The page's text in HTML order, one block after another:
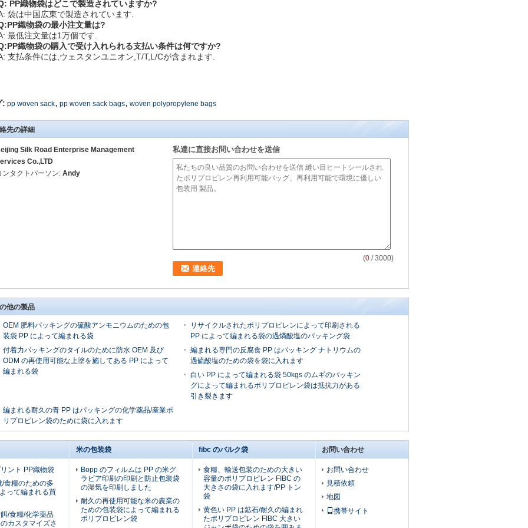
PP織物袋はどこで製造されていますか?
袋は中国広東で製造されています.
織物袋の最小注文量は?
最低注文量は1万個です.
織物袋の購入で受け入れられる支払い条件は何ですか?
支払条件には,ウェスタンユニオン,T/T,L/Cが含まれます.
: pp woven sack, pp woven sack bags, woven polypropylene bags
先の詳細
Silk Road Enterprise Management
Co.,LTD
ンタクトパーソン: Andy
私達に直接お問い合わせを送信
(0 / 3000)
他の製品
OEM 肥料パッキングの硫酸アンモニウムのための包
装袋 PP によって編まれる袋
リサイクルされたポリプロピレンによって印刷される
PP によって編まれる袋の過燐酸塩のパッキング袋
付着力パッキングのタイルのために防水 OEM 及び
ODM の再使用可能な上塗を施してある PP によって
編まれる袋
編まれる専門の反腐食 PP はパッキング ナトリウムの
過硫酸塩のための袋を袋に入れます
白い PP によって編まれる袋 50kgs のムギのパッキン
グによって編まれるポリプロピレン袋は抵抗力がある
引き裂きます
編まれる耐久の青 PP はパッキングの化学薬品/産業ポ
リプロピレン袋のために袋に入れます
ント PP織物袋
食糧のための多
って編まれる買
/食糧/化学薬品
カスタマイズさ
米の包装袋
Bopp のフィルムは PP の米グ
ラビア印刷の印刷と防止包装袋
の湿気を印刷しました
耐久の再使用可能な米の農業の
ための包装袋によって編まれる
ポリプロピレン袋
fibc のバルク袋
食糧、輸送包装のための大きい
容量のポリプロピレン FIBC の
大きさの袋に入れます/PP トン
袋
黄色い PP は鉱石/耐久の編まれ
たポリプロピレン FIBC 大きい
お問い合わせ
お問い合わせ
見積依頼
地図
携帯サイト